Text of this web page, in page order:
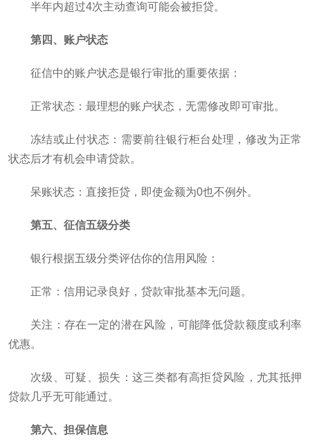
半年内超过4次主动查询可能会被拒贷。
第四、账户状态
征信中的账户状态是银行审批的重要依据：
正常状态：最理想的账户状态，无需修改即可审批。
冻结或止付状态：需要前往银行柜台处理，修改为正常
状态后才有机会申请贷款。
呆账状态：直接拒贷，即使金额为0也不例外。
第五、征信五级分类
银行根据五级分类评估你的信用风险：
正常：信用记录良好，贷款审批基本无问题。
关注：存在一定的潜在风险，可能降低贷款额度或利率
优惠。
次级、可疑、损失：这三类都有高拒贷风险，尤其抵押
贷款几乎无可能通过。
第六、担保信息